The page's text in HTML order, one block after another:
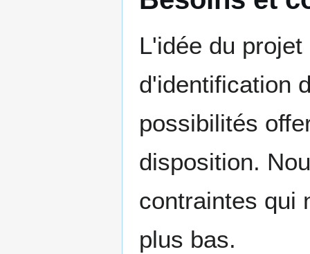
L'idée du
d'identification
possibilités
disposition.
contraintes qui
plus bas.